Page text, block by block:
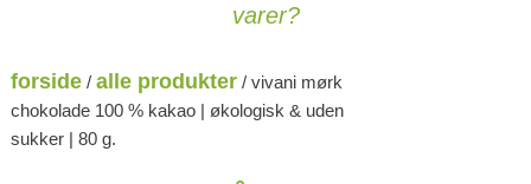
varer?
forside/ alle produkter/ vivani mørk
chokolade 100 % kakao | økologisk & uden
sukker | 80 g.